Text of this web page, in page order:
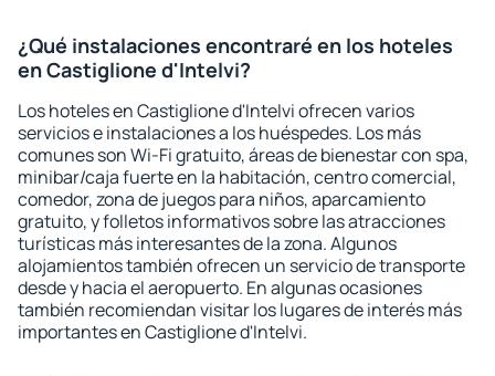
¿Qué instalaciones encontraré en los hoteles
en Castiglione d'Intelvi?
Los hoteles en Castiglione d'Intelvi ofrecen varios
servicios e instalaciones a los huéspedes. Los más
comunes son Wi-Fi gratuito, áreas de bienestar con spa,
minibar/caja fuerte en la habitación, centro comercial,
comedor, zona de juegos para niños, aparcamiento
gratuito, y folletos informativos sobre las atracciones
turísticas más interesantes de la zona. Algunos
alojamientos también ofrecen un servicio de transporte
desde y hacia el aeropuerto. En algunas ocasiones
también recomiendan visitar los lugares de interés más
importantes en Castiglione d'Intelvi.